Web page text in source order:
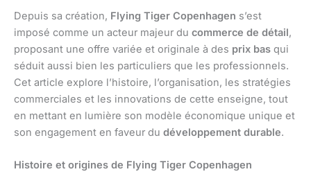
Depuis sa création, Flying Tiger Copenhagen s’est
imposé comme un acteur majeur du commerce de détail,
proposant une offre variée et originale à des prix bas qui
séduit aussi bien les particuliers que les professionnels.
Cet article explore l’histoire, l’organisation, les stratégies
commerciales et les innovations de cette enseigne, tout
en mettant en lumière son modèle économique unique et
son engagement en faveur du développement durable.
Histoire et origines de Flying Tiger Copenhagen